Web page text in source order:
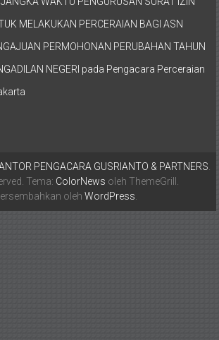
MELAKUKAN PERCERAIAN BAGI ASN
PERMOHONAN PERUBAHAN TAHUN
NEGERI pada Pengacara Perceraian
PENGACARA GUSRIANTO & PARTNERS.
Tema: ColorNews oleh ThemeGrill.
oleh WordPress.